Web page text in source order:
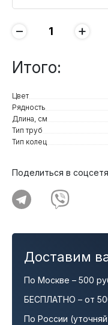
− +
Итого:
Цвет
Рядность
Длина, см
Тип труб
Тип колец
Поделиться в
Доставим
По Москве – 500
БЕСПЛАТНО – от
По России